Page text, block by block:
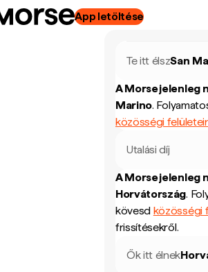
App letöltése
Te itt élszSan
A Morse jelenleg
Marino.
közösségi
Utalási díj
A Morse jelenleg
Horvátország.
kövesd közösségi
frissítésekről.
Ők itt élnek